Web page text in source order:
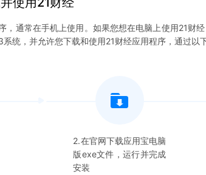
，通常在手机上使用。如果您想在电脑上使用21财经
统，并允许您下载和使用21财经应用程序，通过以
2.在官网下载应用宝电脑
版exe文件，运行并完成
安装